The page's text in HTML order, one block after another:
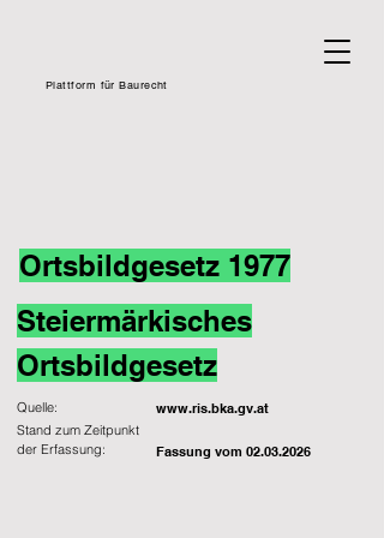
Plattform für Baurecht
Ortsbildgesetz 1977
Steiermärkisches
Ortsbildgesetz
Quelle: www.ris.bka.gv.at
Fassung vom 02.03.2026
Stand zum Zeitpunkt
der Erfassung: